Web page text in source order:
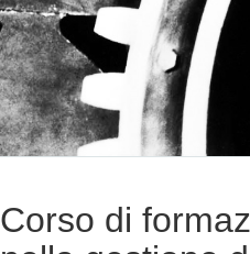
Corso di